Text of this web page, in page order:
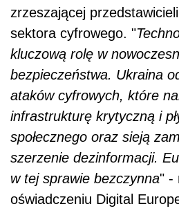
zrzeszającej
sektora cyfrowego. "
kluczową rolę w
bezpieczeństwa. Ukraina
ataków cyfrowych, które
infrastrukturę krytyczną i
społecznego oraz sieją
szerzenie dezinformacji.
w tej sprawie bezczynna" -
oświadczeniu Digital